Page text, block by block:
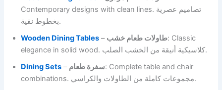
Contemporary designs with clean lines. تصاميم عصرية
بخطوط نقية.
Wooden Dining Tables – طاولات طعام خشب: Classic
elegance in solid wood. كلاسيكية أنيقة من الخشب الصلب.
Dining Sets – سفرة طعام: Complete table and chair
combinations. مجموعات كاملة من الطاولات والكراسي.